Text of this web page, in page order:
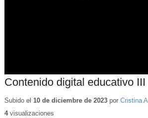
Contenido digital educativo III
Subido el 10 de diciembre de 2023por Cristina A.
4visualizaciones